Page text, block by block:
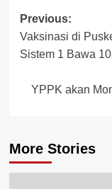
Post
Previous:
Vaksinasi di
Sistem 1 Bawa 10
YPPK akan
More Stories